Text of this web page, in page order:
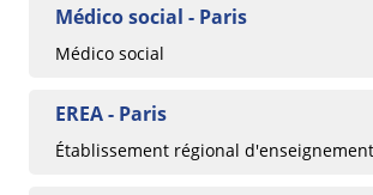
Médico social - Paris
Médico social
EREA - Paris
Établissement régional